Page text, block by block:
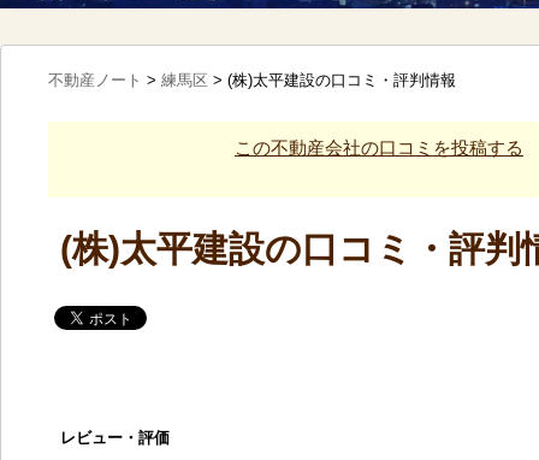
不動産ノート > 練馬区 > (株)太平建設の口コミ・評判情報
この不動産会社の口コミを投稿する
(株)太平建設の口コミ・評判
レビュー・評価